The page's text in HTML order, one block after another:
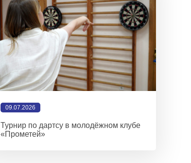
09.07.2026
Турнир по дартсу в молодёжном клубе
«Прометей»